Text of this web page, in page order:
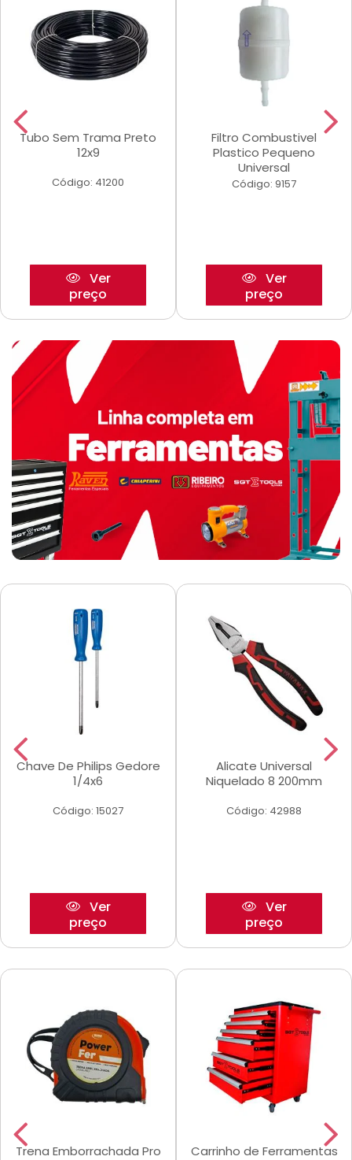
Tubo Sem Trama Preto
12x9
Código: 41200
Ver
preço
Filtro Combustivel
Plastico Pequeno
Universal
Código: 9157
Ver
preço
Chave De Philips Gedore
1/4x6
Código: 15027
Ver
preço
Alicate Universal
Niquelado 8 200mm
Código: 42988
Ver
preço
Trena Emborrachada Pro
Carrinho de Ferramentas